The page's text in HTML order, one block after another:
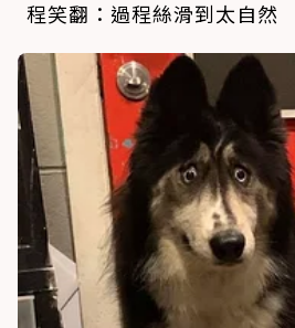
程笑翻：過程絲滑到太自然